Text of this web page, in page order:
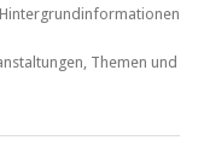
Themen und